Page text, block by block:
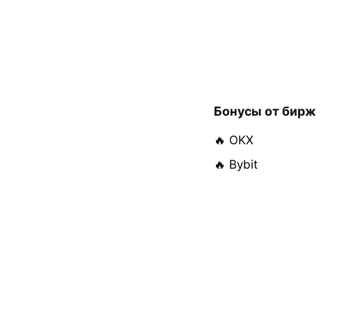
Бонусы от бирж
🔥 OKX
🔥 Bybit